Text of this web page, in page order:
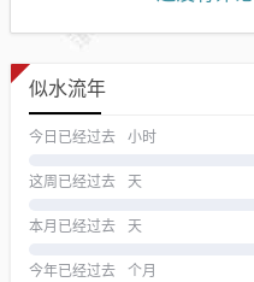
似水流年
今日已经过去 小时
这周已经过去 天
本月已经过去 天
今年已经过去 个月